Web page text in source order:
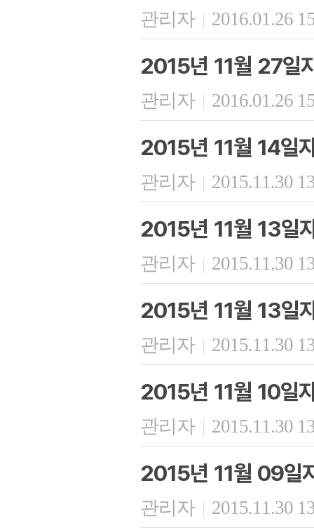
관리자 | 2016.01.26
2015년 11월 27일
관리자 | 2016.01.26
2015년 11월 14일
관리자 | 2015.11.30
2015년 11월 13일
관리자 | 2015.11.30
2015년 11월 13일
관리자 | 2015.11.30
2015년 11월 10일
관리자 | 2015.11.30
2015년 11월 09일
관리자 | 2015.11.30